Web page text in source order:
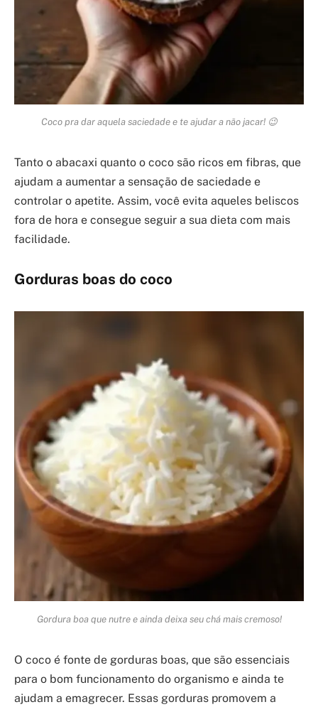
Coco pra dar aquela saciedade e te ajudar a não jacar! 😉
Tanto o abacaxi quanto o coco são ricos em fibras, que
ajudam a aumentar a sensação de saciedade e
controlar o apetite. Assim, você evita aqueles beliscos
fora de hora e consegue seguir a sua dieta com mais
facilidade.
Gorduras boas do coco
Gordura boa que nutre e ainda deixa seu chá mais cremoso!
O coco é fonte de gorduras boas, que são essenciais
para o bom funcionamento do organismo e ainda te
ajudam a emagrecer. Essas gorduras promovem a